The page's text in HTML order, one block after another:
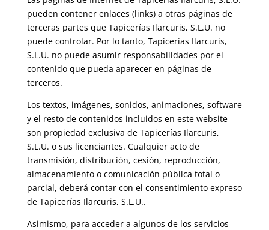
pueden contener enlaces (links) a otras páginas de
terceras partes que Tapicerías Ilarcuris, S.L.U. no
puede controlar. Por lo tanto, Tapicerías Ilarcuris,
S.L.U. no puede asumir responsabilidades por el
contenido que pueda aparecer en páginas de
terceros.
Los textos, imágenes, sonidos, animaciones, software
y el resto de contenidos incluidos en este website
son propiedad exclusiva de Tapicerías Ilarcuris,
S.L.U. o sus licenciantes. Cualquier acto de
transmisión, distribución, cesión, reproducción,
almacenamiento o comunicación pública total o
parcial, deberá contar con el consentimiento expreso
de Tapicerías Ilarcuris, S.L.U..
Asimismo, para acceder a algunos de los servicios